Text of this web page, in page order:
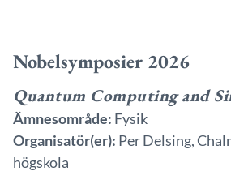
Nobelsymposier 2026
Quantum Computing and
Ämnesområde: Fysik
Organisatör(er): Per Delsing,
högskola